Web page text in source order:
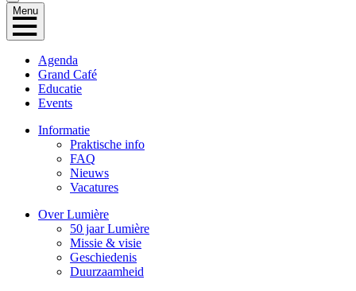
Menu
Agenda
Grand Café
Educatie
Events
Informatie
Praktische info
FAQ
Nieuws
Vacatures
Over Lumière
50 jaar Lumière
Missie & visie
Geschiedenis
Duurzaamheid